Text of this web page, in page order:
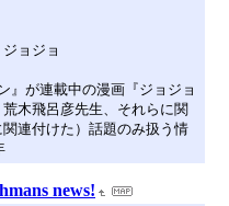
ョジョ
』が連載中の漫画『ジョジョ
木飛呂彦先生、それらに関
連付けた）話題のみ扱う情
news!